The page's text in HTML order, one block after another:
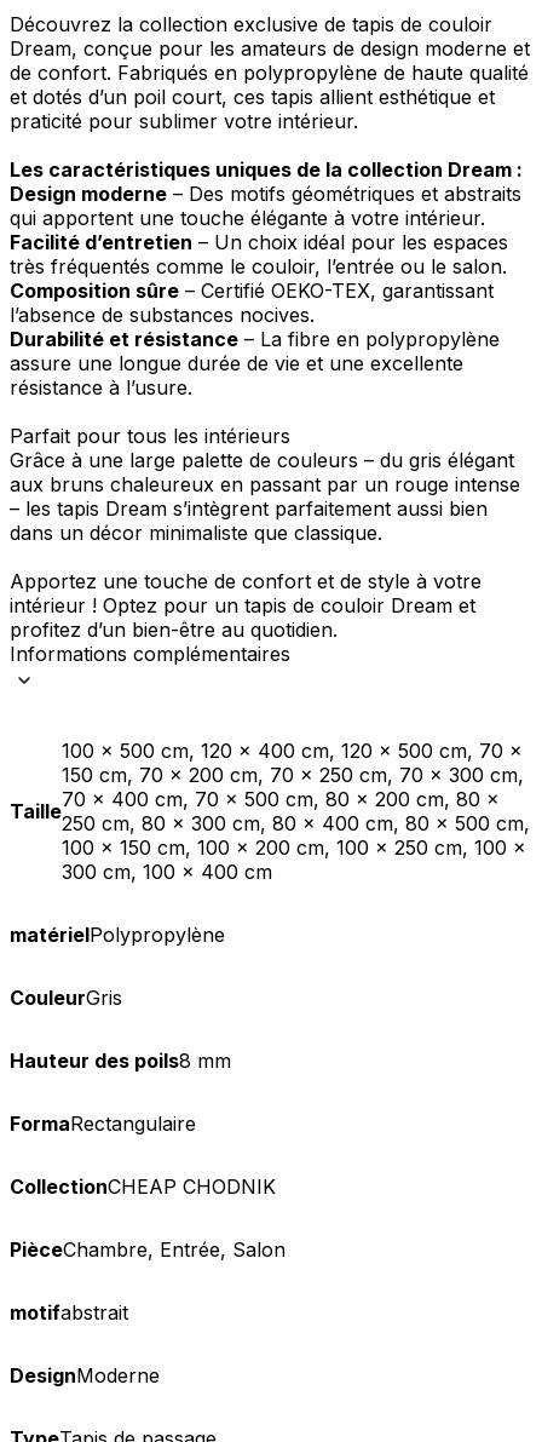
Découvrez la collection exclusive de tapis de couloir
Dream, conçue pour les amateurs de design moderne et
de confort. Fabriqués en polypropylène de haute qualité
et dotés d’un poil court, ces tapis allient esthétique et
praticité pour sublimer votre intérieur.
Les caractéristiques uniques de la collection Dream :
Design moderne – Des motifs géométriques et abstraits
qui apportent une touche élégante à votre intérieur.
Facilité d’entretien – Un choix idéal pour les espaces
très fréquentés comme le couloir, l’entrée ou le salon.
Composition sûre – Certifié OEKO-TEX, garantissant
l’absence de substances nocives.
Durabilité et résistance – La fibre en polypropylène
assure une longue durée de vie et une excellente
résistance à l’usure.
Parfait pour tous les intérieurs
Grâce à une large palette de couleurs – du gris élégant
aux bruns chaleureux en passant par un rouge intense
– les tapis Dream s’intègrent parfaitement aussi bien
dans un décor minimaliste que classique.
Apportez une touche de confort et de style à votre
intérieur ! Optez pour un tapis de couloir Dream et
profitez d’un bien-être au quotidien.
Informations complémentaires
Taille
100 x 500 cm, 120 x 400 cm, 120 x 500 cm, 70 x
150 cm, 70 x 200 cm, 70 x 250 cm, 70 x 300 cm,
70 x 400 cm, 70 x 500 cm, 80 x 200 cm, 80 x
250 cm, 80 x 300 cm, 80 x 400 cm, 80 x 500 cm,
100 x 150 cm, 100 x 200 cm, 100 x 250 cm, 100 x
300 cm, 100 x 400 cm
matérielPolypropylène
CouleurGris
Hauteur des poils8 mm
FormaRectangulaire
CollectionCHEAP CHODNIK
PièceChambre, Entrée, Salon
motifabstrait
DesignModerne